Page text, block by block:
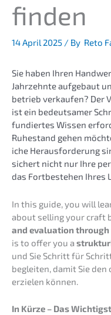
finden
14 April 2025 / By Reto
Sie haben Ihren
Jahrzehn­te aufge­baut
be­trieb verkau­fen? Der
ist ein bedeut­sa­mer
fundier­tes Wissen
Ruhestand gehen
i­che Heraus­for­de­rung
sichert nicht nur Ihre
das Fortbe­stehen Ihres
In this guide, you will
about selling your craft
and evalua­ti­on
is to offer you a
und Sie Schritt für
beglei­ten, damit Sie
erzie­len können.
In Kürze – Das